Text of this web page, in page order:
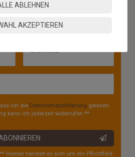
neuesten Produkten als
NACHNAME
ich die Daten­schutz­erklärung gelesen
kann ich jederzeit widerrufen.**
** Hierbei handelt es sich um ein Pflichtfeld.
ABLEHNEN
AKZEPTIEREN